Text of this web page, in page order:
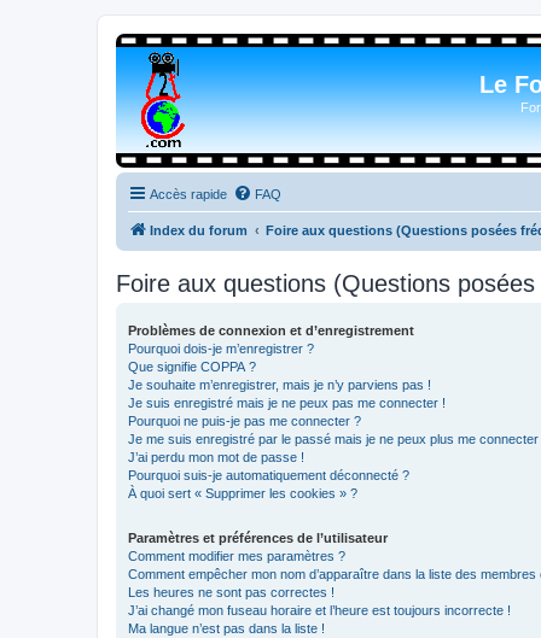
Le
Accès rapide FAQ
Index du forum Foire aux questions (Questions posées
Foire aux questions (Questions
Problèmes de connexion et d’enregistrement
Pourquoi dois-je m’enregistrer ?
Que signifie COPPA ?
Je souhaite m’enregistrer, mais je n’y parviens pas !
Je suis enregistré mais je ne peux pas me connecter !
Pourquoi ne puis-je pas me connecter ?
Je me suis enregistré par le passé mais je ne peux plus me connecter
J’ai perdu mon mot de passe !
Pourquoi suis-je automatiquement déconnecté ?
À quoi sert « Supprimer les cookies » ?
Paramètres et préférences de l’utilisateur
Comment modifier mes paramètres ?
Comment empêcher mon nom d’apparaître dans la liste des
Les heures ne sont pas correctes !
J’ai changé mon fuseau horaire et l’heure est toujours incorrecte !
Ma langue n’est pas dans la liste !